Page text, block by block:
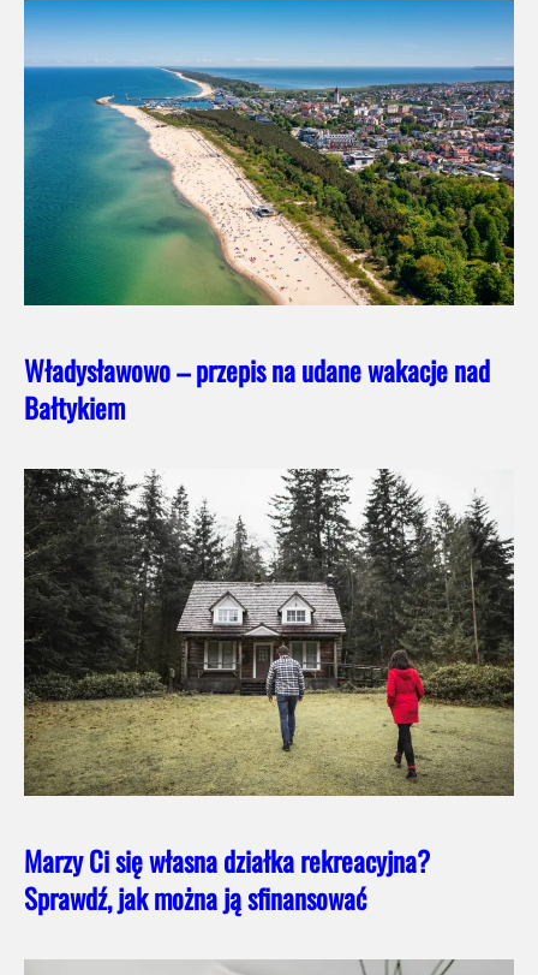
Władysławowo – przepis na udane wakacje nad
Bałtykiem
Marzy Ci się własna działka rekreacyjna?
Sprawdź, jak można ją sfinansować